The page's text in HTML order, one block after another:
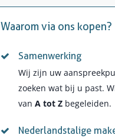
Waarom via ons kopen?
Samenwerking
Wij zijn uw
zoeken wat bij u past.
van A tot Zbegeleiden.
Nederlandstalige